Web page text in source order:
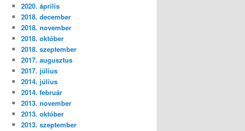
2020. április
2018. december
2018. november
2018. október
2018. szeptember
2017. augusztus
2017. július
2014. július
2014. február
2013. november
2013. október
2013. szeptember